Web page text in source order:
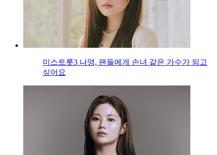
미스트롯3 나영, 팬들에게 손녀 같은 가수가 되고
싶어요